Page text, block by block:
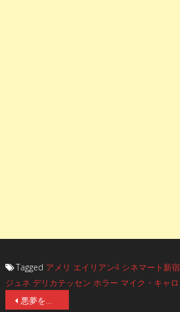
Tagged アメリ エイリアン4 シネマート新宿
ジュネ デリカテッセン ホラー マイク・キャロ
投悪夢を見たいか？『ドリーム・シナリオ』ニコラス・ケイジ主演のアクション・スリラー『シンパシー・フォー・ザ・デビル』2/28(金)公開！ティザービジュアル&予告編解禁！